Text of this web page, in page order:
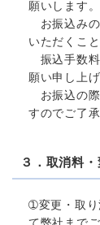
願いします。
お振込みの
いただくこ
振込手数料
願い申し上げ
お振込の際
すのでご了承
３．取消料
➀変更・取り